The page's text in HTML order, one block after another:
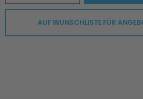
AUF WUNSCHLISTE FÜR